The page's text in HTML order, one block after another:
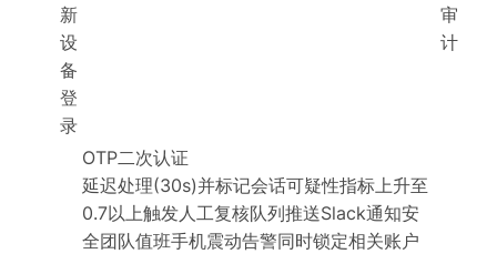
新
设
备
登
录
审
计
OTP二次认证
延迟处理(30s)并标记会话可疑性指标上升至
0.7以上触发人工复核队列推送Slack通知安
全团队值班手机震动告警同时锁定相关账户